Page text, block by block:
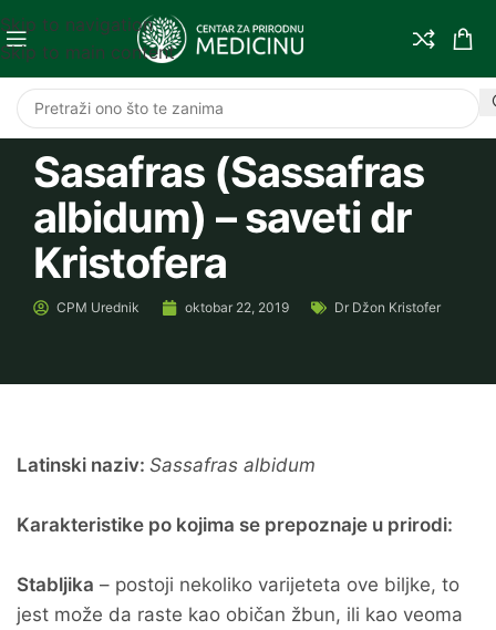
Skip to navigation
Skip to main content
Sasafras (Sassafras
albidum) – saveti dr
Kristofera
CPM Urednik oktobar 22, 2019 Dr Džon Kristofer
Latinski naziv: Sassafras albidum
Karakteristike po kojima se prepoznaje u prirodi:
Stabljika – postoji nekoliko varijeteta ove biljke, to
jest može da raste kao običan žbun, ili kao veoma